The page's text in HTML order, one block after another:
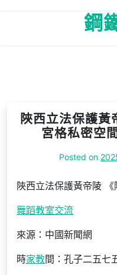
鋼
陜西立法保護黃
宮格私密空
Posted on
陜西立法保護黃帝陵
舞蹈教室交流
來源：中國新聞網
時家教間：孔子二五七